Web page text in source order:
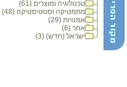
טכנולוגיה ומוצרים (61)
מתמטיקה וסטטיסטיקה (48)
אמנויות (29)
אחר (6)
ישראל (חדש) (3)